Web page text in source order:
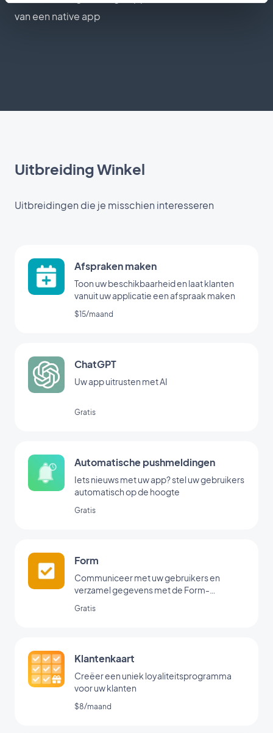
van een native app
Uitbreiding Winkel
Uitbreidingen die je misschien interesseren
Afspraken maken
Toon uw beschikbaarheid en laat klanten
vanuit uw applicatie een afspraak maken
$15/maand
ChatGPT
Uw app uitrusten met AI
Gratis
Automatische pushmeldingen
Iets nieuws met uw app? stel uw gebruikers
automatisch op de hoogte
Gratis
Form
Communiceer met uw gebruikers en
verzamel gegevens met de Form-
Gratis
Klantenkaart
Creëer een uniek loyaliteitsprogramma
voor uw klanten
$8/maand